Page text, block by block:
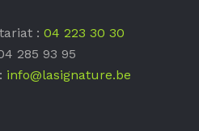
: 04 223 30 30
285 93 95
info@lasignature.be